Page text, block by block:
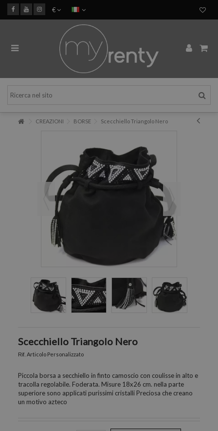
€
CREAZIONI BORSE Scecchiello Triangolo Nero
Scecchiello Triangolo Nero
Rif. Articolo Personalizzato
Piccola borsa a secchiello in finto camoscio con coulisse in alto e
tracolla regolabile. Foderata. Misure 18x26 cm. nella parte
superiore sono applicati purissimi cristalli Preciosa che creano
un motivo azteco